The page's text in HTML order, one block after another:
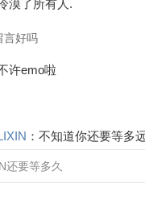
漠了所有人.
言好吗
许emo啦
： 不知道你还要等多
还要等多久